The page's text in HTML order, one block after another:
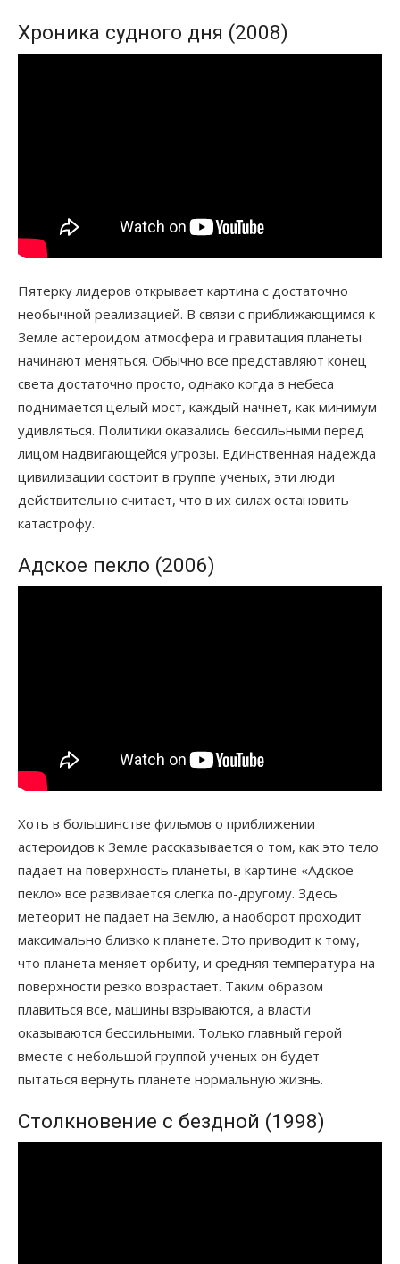
Хроника судного дня (2008)
Пятерку лидеров открывает картина с достаточно
необычной реализацией. В связи с приближающимся к
Земле астероидом атмосфера и гравитация планеты
начинают меняться. Обычно все представляют конец
света достаточно просто, однако когда в небеса
поднимается целый мост, каждый начнет, как минимум
удивляться. Политики оказались бессильными перед
лицом надвигающейся угрозы. Единственная надежда
цивилизации состоит в группе ученых, эти люди
действительно считает, что в их силах остановить
катастрофу.
Адское пекло (2006)
Хоть в большинстве фильмов о приближении
астероидов к Земле рассказывается о том, как это тело
падает на поверхность планеты, в картине «Адское
пекло» все развивается слегка по-другому. Здесь
метеорит не падает на Землю, а наоборот проходит
максимально близко к планете. Это приводит к тому,
что планета меняет орбиту, и средняя температура на
поверхности резко возрастает. Таким образом
плавиться все, машины взрываются, а власти
оказываются бессильными. Только главный герой
вместе с небольшой группой ученых он будет
пытаться вернуть планете нормальную жизнь.
Столкновение с бездной (1998)